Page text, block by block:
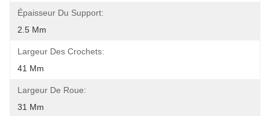
Épaisseur Du Support:
2.5 Mm
Largeur Des Crochets:
41 Mm
Largeur De Roue:
31 Mm